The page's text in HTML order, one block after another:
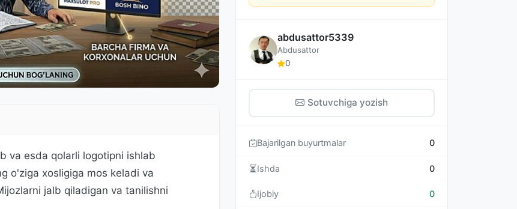
va esda qolarli logotipni ishlab
o'ziga xosligiga mos keladi va
jalb qiladigan va tanilishni
abdusattor5339
Abdusattor
0
Sotuvchiga yozish
Bajarilgan buyurtmalar 0
Ishda 0
Ijobiy 0